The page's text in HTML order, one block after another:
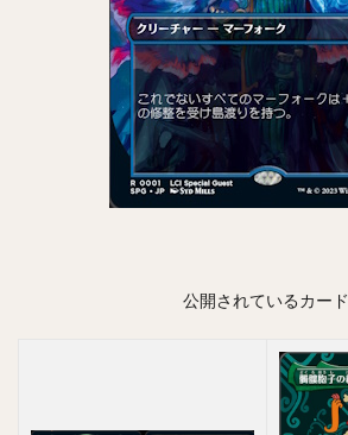
公開されているカード